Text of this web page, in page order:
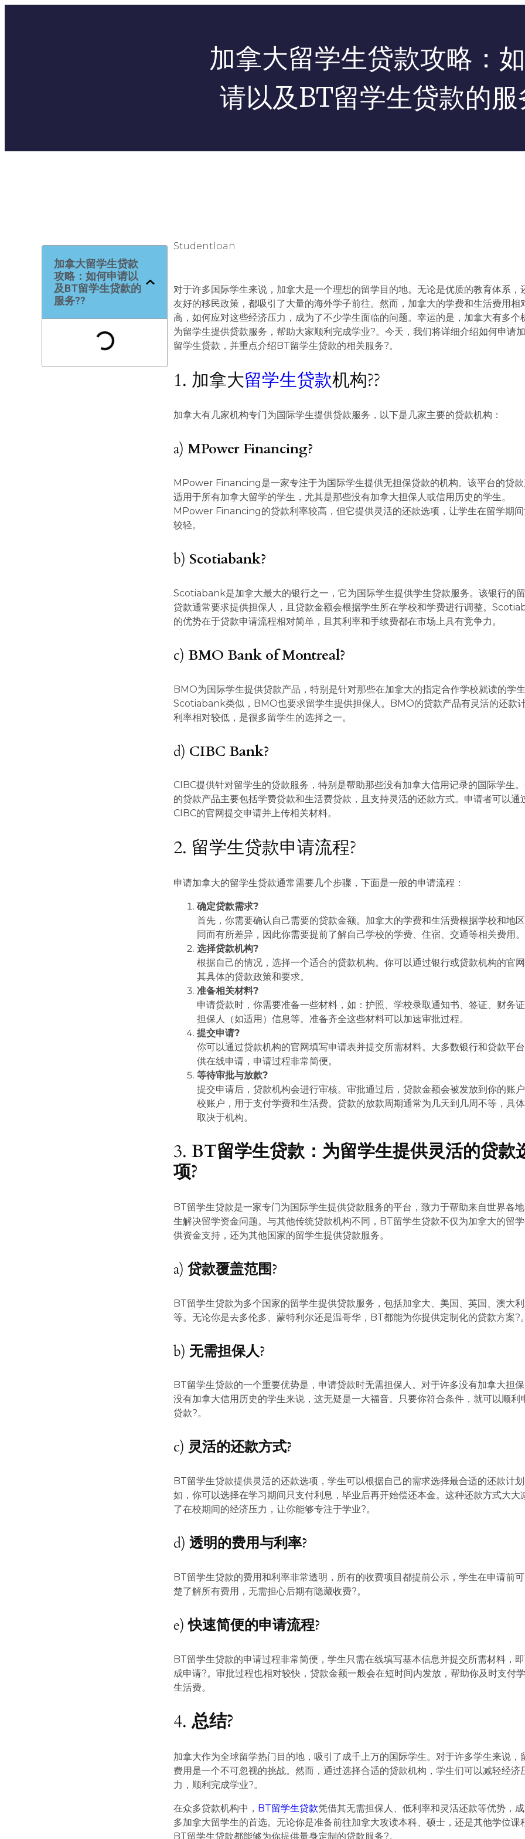
加拿大留学生贷款攻略：
请以及BT留学生贷款的服
加拿大留学生贷款
攻略：如何申请以
及BT留学生贷款的
服务??
Studentloan
对于许多国际学生来说，加拿大是一个理想的留学目的地。无论是优质的教育体系，
友好的移民政策，都吸引了大量的海外学子前往。然而，加拿大的学费和生活费用相
高，如何应对这些经济压力，成为了不少学生面临的问题。幸运的是，加拿大有多个
为留学生提供贷款服务，帮助大家顺利完成学业?。今天，我们将详细介绍如何申请
留学生贷款，并重点介绍BT留学生贷款的相关服务?。
1. 加拿大留学生贷款机构??
加拿大有几家机构专门为国际学生提供贷款服务，以下是几家主要的贷款机构：
a)MPower Financing?
MPower Financing是一家专注于为国际学生提供无担保贷款的机构。该平台的贷款
适用于所有加拿大留学的学生，尤其是那些没有加拿大担保人或信用历史的学生。
MPower Financing的贷款利率较高，但它提供灵活的还款选项，让学生在留学期间
较轻。
b) Scotiabank?
Scotiabank是加拿大最大的银行之一，它为国际学生提供学生贷款服务。该银行的
贷款通常要求提供担保人，且贷款金额会根据学生所在学校和学费进行调整。
的优势在于贷款申请流程相对简单，且其利率和手续费都在市场上具有竞争力。
c)BMO Bank of Montreal?
BMO为国际学生提供贷款产品，特别是针对那些在加拿大的指定合作学校就读的学
Scotiabank类似，BMO也要求留学生提供担保人。BMO的贷款产品有灵活的还款计
利率相对较低，是很多留学生的选择之一。
d) CIBC Bank?
CIBC提供针对留学生的贷款服务，特别是帮助那些没有加拿大信用记录的国际学生
的贷款产品主要包括学费贷款和生活费贷款，且支持灵活的还款方式。申请者可以通
CIBC的官网提交申请并上传相关材料。
2. 留学生贷款申请流程?
申请加拿大的留学生贷款通常需要几个步骤，下面是一般的申请流程：
确定贷款需求?
首先，你需要确认自己需要的贷款金额。加拿大的学费和生活费根据学校和地
同而有所差异，因此你需要提前了解自己学校的学费、住宿、交通等相关费用。
选择贷款机构?️
根据自己的情况，选择一个适合的贷款机构。你可以通过银行或贷款机构的官
其具体的贷款政策和要求。
准备相关材料?
申请贷款时，你需要准备一些材料，如：护照、学校录取通知书、签证、财务证
担保人（如适用）信息等。准备齐全这些材料可以加速审批过程。
提交申请?
你可以通过贷款机构的官网填写申请表并提交所需材料。大多数银行和贷款平
供在线申请，申请过程非常简便。
等待审批与放款?
提交申请后，贷款机构会进行审核。审批通过后，贷款金额会被发放到你的账
校账户，用于支付学费和生活费。贷款的放款周期通常为几天到几周不等，具
取决于机构。
3.BT留学生贷款：为留学生提供灵活的贷款
项?
BT留学生贷款是一家专门为国际学生提供贷款服务的平台，致力于帮助来自世界各
生解决留学资金问题。与其他传统贷款机构不同，BT留学生贷款不仅为加拿大的留
供资金支持，还为其他国家的留学生提供贷款服务。
a)贷款覆盖范围?
BT留学生贷款为多个国家的留学生提供贷款服务，包括加拿大、美国、英国、澳大
等。无论你是去多伦多、蒙特利尔还是温哥华，BT都能为你提供定制化的贷款方案?。
b)无需担保人?
BT留学生贷款的一个重要优势是，申请贷款时无需担保人。对于许多没有加拿大担
没有加拿大信用历史的学生来说，这无疑是一大福音。只要你符合条件，就可以顺利
贷款?。
c)灵活的还款方式?
BT留学生贷款提供灵活的还款选项，学生可以根据自己的需求选择最合适的还款计划
如，你可以选择在学习期间只支付利息，毕业后再开始偿还本金。这种还款方式大大
了在校期间的经济压力，让你能够专注于学业?。
d)透明的费用与利率?
BT留学生贷款的费用和利率非常透明，所有的收费项目都提前公示，学生在申请前
楚了解所有费用，无需担心后期有隐藏收费?。
e)快速简便的申请流程?
BT留学生贷款的申请过程非常简便，学生只需在线填写基本信息并提交所需材料，
成申请?。审批过程也相对较快，贷款金额一般会在短时间内发放，帮助你及时支付
生活费。
4.总结?
加拿大作为全球留学热门目的地，吸引了成千上万的国际学生。对于许多学生来说，
费用是一个不可忽视的挑战。然而，通过选择合适的贷款机构，学生们可以减轻经济
力，顺利完成学业?。
在众多贷款机构中， BT留学生贷款凭借其无需担保人、低利率和灵活还款等优势，
多加拿大留学生的首选。无论你是准备前往加拿大攻读本科、硕士，还是其他学位课
BT留学生贷款都能够为你提供量身定制的贷款服务?。